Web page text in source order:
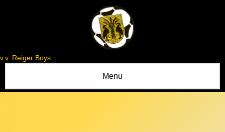
v.v. Reiger Boys
Menu